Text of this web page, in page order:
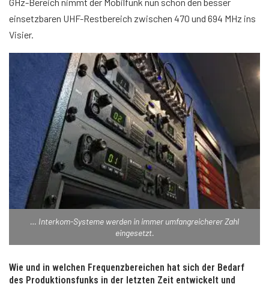
GHz-Bereich nimmt der Mobilfunk nun schon den besser
einsetzbaren UHF-Restbereich zwischen 470 und 694 MHz ins
Visier.
… Interkom-Systeme werden in immer umfangreicherer Zahl
eingesetzt.
Wie und in welchen Frequenzbereichen hat sich der Bedarf
des Produktionsfunks in der letzten Zeit entwickelt und